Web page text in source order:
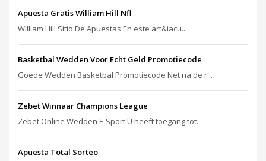
Apuesta Gratis William Hill Nfl
William Hill Sitio De Apuestas En este art&iacu...
Basketbal Wedden Voor Echt Geld Promotiecode
Goede Wedden Basketbal Promotiecode Net na de r...
Zebet Winnaar Champions League
Zebet Online Wedden E-Sport U heeft toegang tot...
Apuesta Total Sorteo